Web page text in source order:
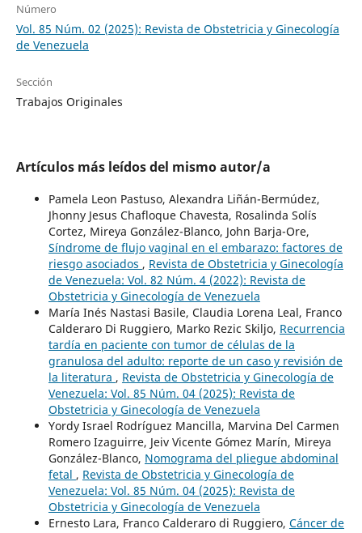
Número
Vol. 85 Núm. 02 (2025): Revista de Obstetricia y Ginecología
de Venezuela
Sección
Trabajos Originales
Artículos más leídos del mismo autor/a
Pamela Leon Pastuso, Alexandra Liñán-Bermúdez,
Jhonny Jesus Chafloque Chavesta, Rosalinda Solís
Cortez, Mireya González-Blanco, John Barja-Ore,
Síndrome de flujo vaginal en el embarazo: factores de
riesgo asociados , Revista de Obstetricia y Ginecología
de Venezuela: Vol. 82 Núm. 4 (2022): Revista de
Obstetricia y Ginecología de Venezuela
María Inés Nastasi Basile, Claudia Lorena Leal, Franco
Calderaro Di Ruggiero, Marko Rezic Skiljo, Recurrencia
tardía en paciente con tumor de células de la
granulosa del adulto: reporte de un caso y revisión de
la literatura , Revista de Obstetricia y Ginecología de
Venezuela: Vol. 85 Núm. 04 (2025): Revista de
Obstetricia y Ginecología de Venezuela
Yordy Israel Rodríguez Mancilla, Marvina Del Carmen
Romero Izaguirre, Jeiv Vicente Gómez Marín, Mireya
González-Blanco, Nomograma del pliegue abdominal
fetal , Revista de Obstetricia y Ginecología de
Venezuela: Vol. 85 Núm. 04 (2025): Revista de
Obstetricia y Ginecología de Venezuela
Ernesto Lara, Franco Calderaro di Ruggiero, Cáncer de